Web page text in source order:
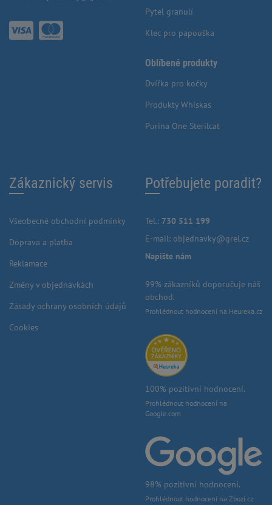
Pytel granulí
Klec pro papouška
Oblíbené produkty
Dvířka pro kočky
Produkty Whiskas
Purina One Sterilcat
Zákaznický servis
Všeobecné obchodní podmínky
Doprava a platba
Reklamace
Změny v objednávkách
Zásady ochrany osobních údajů
Cookies
Potřebujete poradit?
Tel.: 730 511 199
E-mail: objednavky@grel.cz
Napište nám
99% zákazníků doporučuje náš
obchod.
Prohlédnout hodnocení na Heureka.cz
100% pozitivní hodnocení.
Prohlédnout hodnocení na
Google.com
98% pozitivní hodnocení.
Prohlédnout hodnocení na Zbozi.cz